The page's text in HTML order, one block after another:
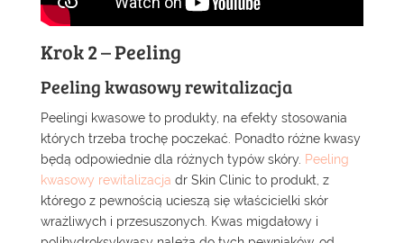
Krok 2 – Peeling
Peeling kwasowy rewitalizacja
Peelingi kwasowe to produkty, na efekty stosowania
których trzeba trochę poczekać. Ponadto różne kwasy
będą odpowiednie dla różnych typów skóry. Peeling
kwasowy rewitalizacja dr Skin Clinic to produkt, z
którego z pewnością ucieszą się właścicielki skór
wrażliwych i przesuszonych. Kwas migdałowy i